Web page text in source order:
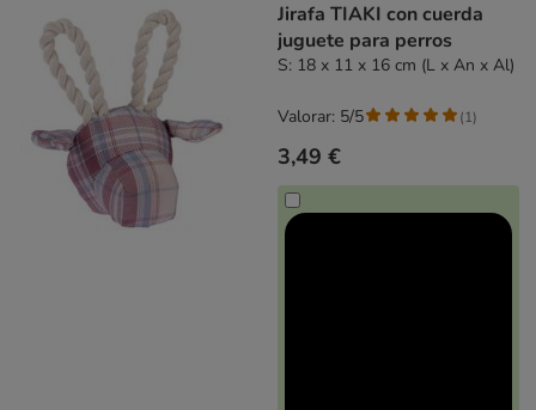
Jirafa TIAKI con cuerda
juguete para perros
S: 18 x 11 x 16 cm (L x An x Al)
3,49 €
Valorar: 5/5 (1)